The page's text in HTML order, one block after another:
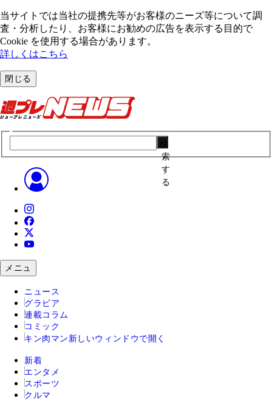
当サイトでは当社の提携先等がお客様のニーズ等について調
査・分析したり、お客様にお勧めの広告を表⽰する⽬的で
Cookie を使⽤する場合があります。
詳しくはこちら
閉じる
索
す
る
メニュ
ニュース
グラビア
連載コラム
コミック
キン肉マン 新しいウィンドウで開く
新着
エンタメ
スポーツ
クルマ